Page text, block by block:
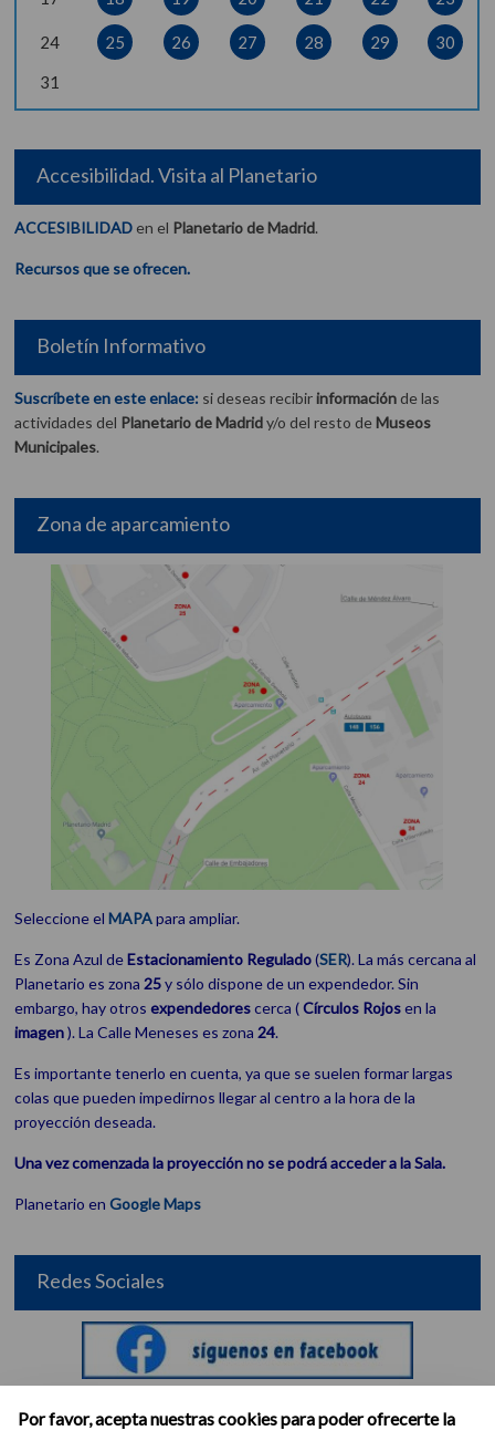
Por favor, acepta nuestras cookies para poder ofrecerte la
24 25 26 27 28 29
30
31
Accesibilidad. Visita al Planetario
ACCESIBILIDAD en el Planetario de Madrid.
Recursos que se ofrecen.
Boletín Informativo
Suscríbete en este enlace: si deseas recibirinformación de las
actividades del Planetario de Madridy/o del resto deMuseos
Municipales.
Zona de aparcamiento
Seleccione elMAPApara ampliar.
Es Zona Azul deEstacionamiento Regulado(SER). La más cercana al
Planetario es zona25y sólo dispone de un expendedor. Sin
embargo, hay otrosexpendedorescerca (Círculos Rojosen la
imagen). La Calle Meneses es zona24.
Es importante tenerlo en cuenta, ya que se suelen formar largas
colas que pueden impedirnos llegar al centro a la hora de la
proyección deseada.
Una vez comenzada la proyección no se podrá acceder a la Sala.
Planetario enGoogle Maps
Redes Sociales